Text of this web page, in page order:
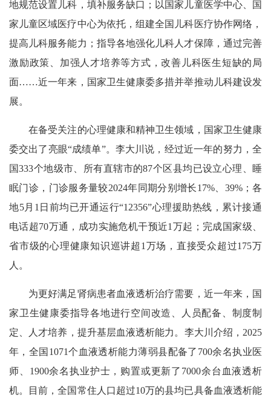
地规范设置儿科，填补服务缺口；以国家儿童医学中心、国
家儿童区域医疗中心为依托，组建全国儿科医疗协作网络，
提高儿科服务能力；指导各地强化儿科人才保障，通过完善
激励政策、加强人才培养等方式，改善儿科医生短缺的局
面……近一年来，国家卫生健康委多措并举推动儿科建设发
展。
在备受关注的心理健康和精神卫生领域，国家卫生健康
委交出了亮眼“成绩单”。李大川说，经过近一年的努力，全
国333个地级市、所有直辖市的87个区县均已设立心理、睡
眠门诊，门诊服务量较2024年同期分别增长17%、39%；各
地5月1日前均已开通运行“12356”心理援助热线，累计接通
电话超70万通，成功实施危机干预近1万起；完成国家级、
省市级的心理健康知识巡讲超1万场，直接受众超过175万
人。
为更好满足肾病患者血液透析治疗需要，近一年来，国
家卫生健康委指导各地进行空间改造、人员配备、制度制
定、人才培养，提升基层血液透析能力。李大川介绍，2025
年，全国1071个血液透析能力薄弱县配备了700余名执业医
师、1900余名执业护士，购置或更新了7000余台血液透析
机。目前，全国常住人口超过10万的县均已具备血液透析能